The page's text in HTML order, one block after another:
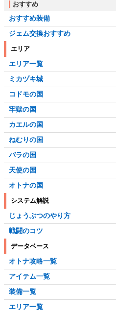
おすすめ
おすすめ装備
ジェム交換おすすめ
エリア
エリア一覧
ミカヅキ城
コドモの国
牢獄の国
カエルの国
ねむりの国
バラの国
天使の国
オトナの国
システム解説
じょうぶつのやり方
戦闘のコツ
データベース
オトナ攻略一覧
アイテム一覧
装備一覧
エリア一覧